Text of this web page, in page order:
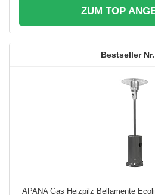
ZUM TOP
APANA Gas Heizpilz Bellamente